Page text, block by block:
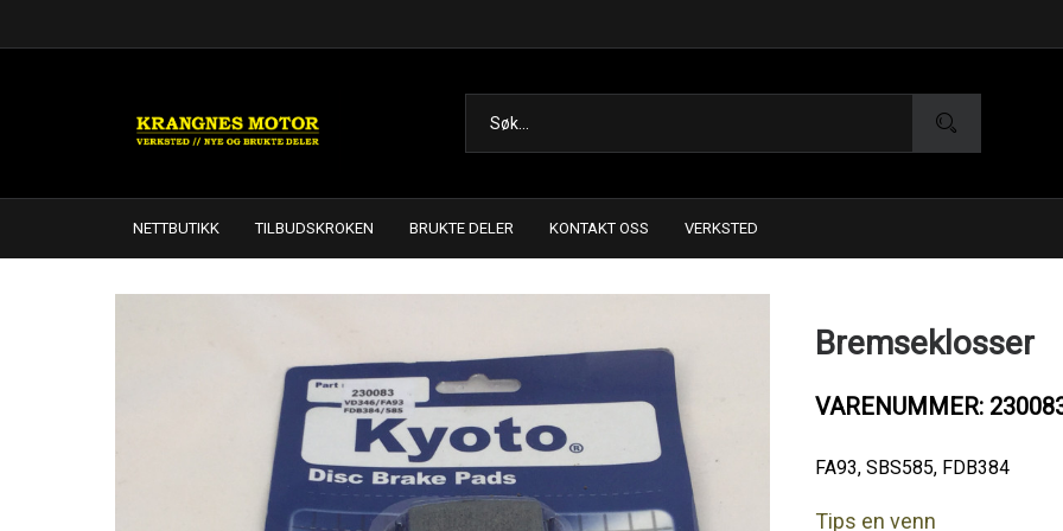
NETTBUTIKK TILBUDSKROKEN BRUKTE DELER KONTAKT OSS VERKSTED
Bremseklosser
VARENUMMER:
FA93, SBS585, FDB384
Tips en venn